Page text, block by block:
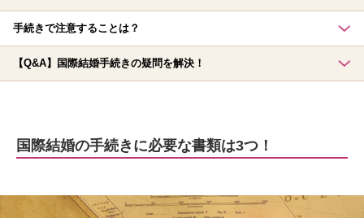
手続きで注意することは？
【Q&A】国際結婚手続きの疑問を解決！
国際結婚の手続きに必要な書類は3つ！